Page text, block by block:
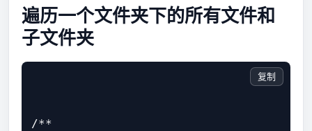
遍历一个文件夹下的所有文件和
子文件夹
/**
复制